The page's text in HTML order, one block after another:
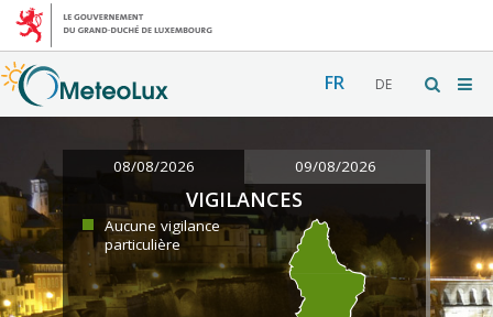
FR DE
08/08/2026 09/08/2026
VIGILANCES
Aucune vigilance
particulière